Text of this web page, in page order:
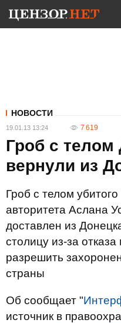
НОВОСТИ
19.01.13 13:24 7 619
Гроб с телом
вернули из
Гроб с телом
авторитета Аслана
доставлен из
столицу из-за отказа
разрешить
страны
Об сообщает "
источник в